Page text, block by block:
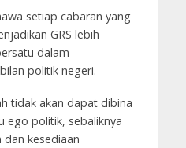
setiap cabaran yang
GRS lebih
dalam
politik negeri.
tidak akan dapat dibina
ego politik, sebaliknya
kesediaan